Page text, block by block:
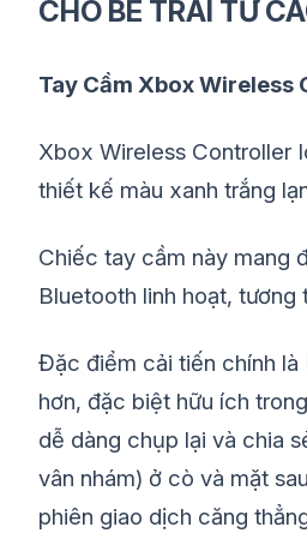
CHO BÉ TRAI TỪ
Tay Cầm Xbox Wireless
Xbox Wireless Controller
thiết kế màu xanh trắng
Chiếc tay cầm này mang
Bluetooth linh hoạt,
Đặc điểm cải tiến chính là
hơn, đặc biệt hữu ích
dễ dàng chụp lại và chia
vân nhám) ở cò và mặt
phiên giao dịch căng